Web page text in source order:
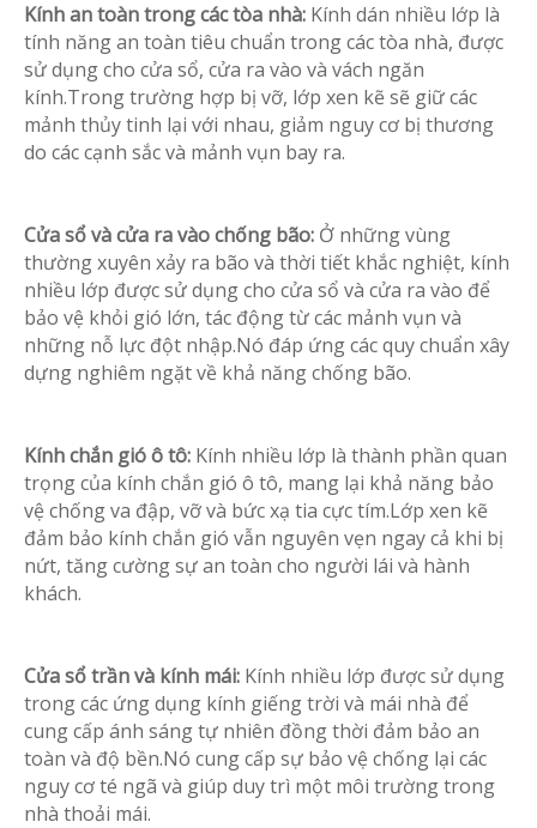
Kính an toàn trong các tòa nhà: Kính dán nhiều lớp là
tính năng an toàn tiêu chuẩn trong các tòa nhà, được
sử dụng cho cửa sổ, cửa ra vào và vách ngăn
kính.Trong trường hợp bị vỡ, lớp xen kẽ sẽ giữ các
mảnh thủy tinh lại với nhau, giảm nguy cơ bị thương
do các cạnh sắc và mảnh vụn bay ra.
Cửa sổ và cửa ra vào chống bão: Ở những vùng
thường xuyên xảy ra bão và thời tiết khắc nghiệt, kính
nhiều lớp được sử dụng cho cửa sổ và cửa ra vào để
bảo vệ khỏi gió lớn, tác động từ các mảnh vụn và
những nỗ lực đột nhập.Nó đáp ứng các quy chuẩn xây
dựng nghiêm ngặt về khả năng chống bão.
Kính chắn gió ô tô: Kính nhiều lớp là thành phần quan
trọng của kính chắn gió ô tô, mang lại khả năng bảo
vệ chống va đập, vỡ và bức xạ tia cực tím.Lớp xen kẽ
đảm bảo kính chắn gió vẫn nguyên vẹn ngay cả khi bị
nứt, tăng cường sự an toàn cho người lái và hành
khách.
Cửa sổ trần và kính mái: Kính nhiều lớp được sử dụng
trong các ứng dụng kính giếng trời và mái nhà để
cung cấp ánh sáng tự nhiên đồng thời đảm bảo an
toàn và độ bền.Nó cung cấp sự bảo vệ chống lại các
nguy cơ té ngã và giúp duy trì một môi trường trong
nhà thoải mái.